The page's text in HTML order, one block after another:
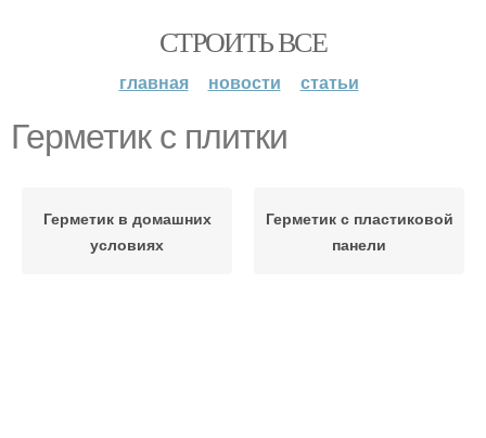
СТРОИТЬ ВСЕ
главная новости статьи
Герметик с плитки
Герметик в домашних
условиях
Герметик с пластиковой
панели